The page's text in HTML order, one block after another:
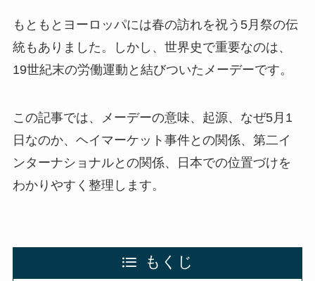
もともとヨーロッパには春の訪れを祝う5月祭の伝
統もありました。しかし、世界史で重要なのは、
19世紀末の労働運動と結びついたメーデーです。
この記事では、メーデーの意味、起源、なぜ5月1
日なのか、ヘイマーケット事件との関係、第二イ
ンターナショナルとの関係、日本での位置づけを
わかりやすく整理します。
もくじ